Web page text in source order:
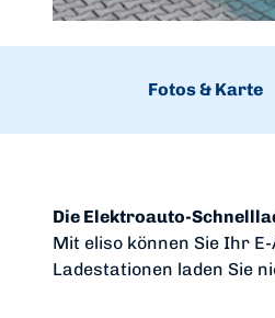
Fotos & Karte
Die Elektroauto-
Mit eliso können Sie Ihr
Ladestationen laden Sie